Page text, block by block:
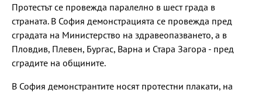
Протестът се провежда паралелно в шест града в
страната. В София демонстрацията се провежда пред
сградата на Министерство на здравеопазването, а в
Пловдив, Плевен, Бургас, Варна и Стара Загора - пред
сградите на общините.
В София демонстрантите носят протестни плакати, на